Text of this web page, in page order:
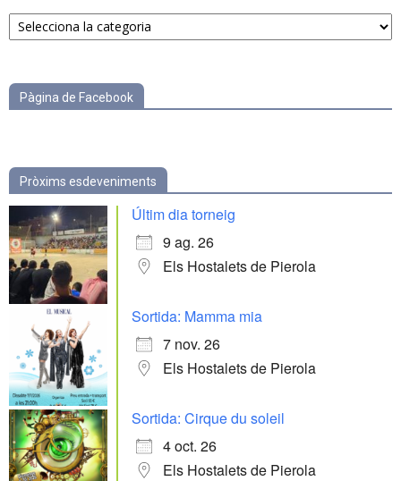
Notícies
per
Pàgina de Facebook
Pròxims esdeveniments
Últim dia torneig
9 ag. 26
Els Hostalets de Pierola
Sortida: Mamma mia
7 nov. 26
Els Hostalets de Pierola
Sortida: Cirque du soleil
4 oct. 26
Els Hostalets de Pierola